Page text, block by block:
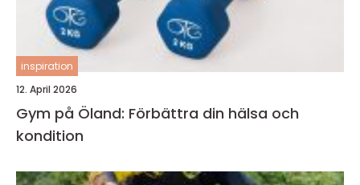
inspiration
12. April 2026
Gym på Öland: Förbättra din hälsa och
kondition